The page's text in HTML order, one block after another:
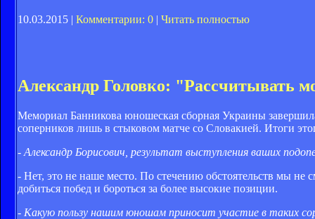
10.03.2015 | Комментарии: 0 | Читать полностью
Александр Головко: "Рассчитывать
Мемориал Банникова юношеская сборная Украины
соперников лишь в стыковом матче со Словакией. Итоги
- Александр Борисович, результат выступления ваших
- Нет, это не наше место. По стечению обстоятельств мы
добиться побед и бороться за более высокие позиции.
- Какую пользу нашим юношам приносит участие в таких